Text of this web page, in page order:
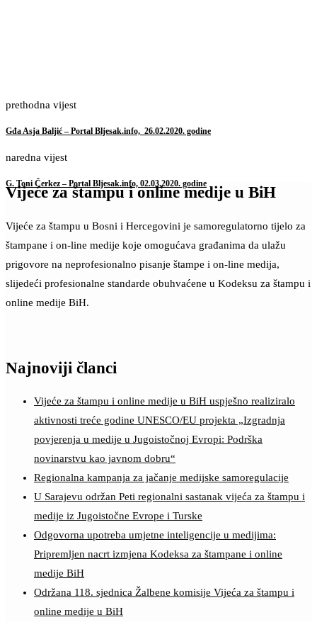
prethodna vijest
Gđa Asja Baljić – Portal Bljesak.info, 26.02.2020. godine
naredna vijest
G. Toni Čerkez – Portal Bljesak.info, 02.03.2020. godine
Vijeće za štampu i online medije u BiH
Vijeće za štampu u Bosni i Hercegovini je samoregulatorno tijelo za
štampane i on-line medije koje omogućava građanima da ulažu
prigovore na neprofesionalno pisanje štampe i on-line medija,
slijedeći profesionalne standarde obuhvaćene u Kodeksu za štampu i
online medije BiH.
Najnoviji članci
Vijeće za štampu i online medije u BiH uspješno realiziralo
aktivnosti treće godine UNESCO/EU projekta „Izgradnja
povjerenja u medije u Jugoistočnoj Evropi: Podrška
novinarstvu kao javnom dobru“
Regionalna kampanja za jačanje medijske samoregulacije
U Sarajevu održan Peti regionalni sastanak vijeća za štampu i
medije iz Jugoistočne Evrope i Turske
Odgovorna upotreba umjetne inteligencije u medijima:
Pripremljen nacrt izmjena Kodeksa za štampane i online
medije BiH
Održana 118. sjednica Žalbene komisije Vijeća za štampu i
online medije u BiH